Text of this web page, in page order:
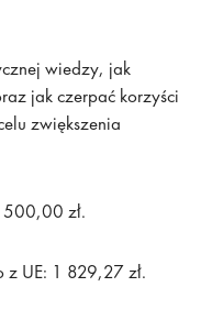
wiedzy, jak
jak czerpać korzyści
zwiększenia
500,00 zł.
z UE: 1 829,27 zł.